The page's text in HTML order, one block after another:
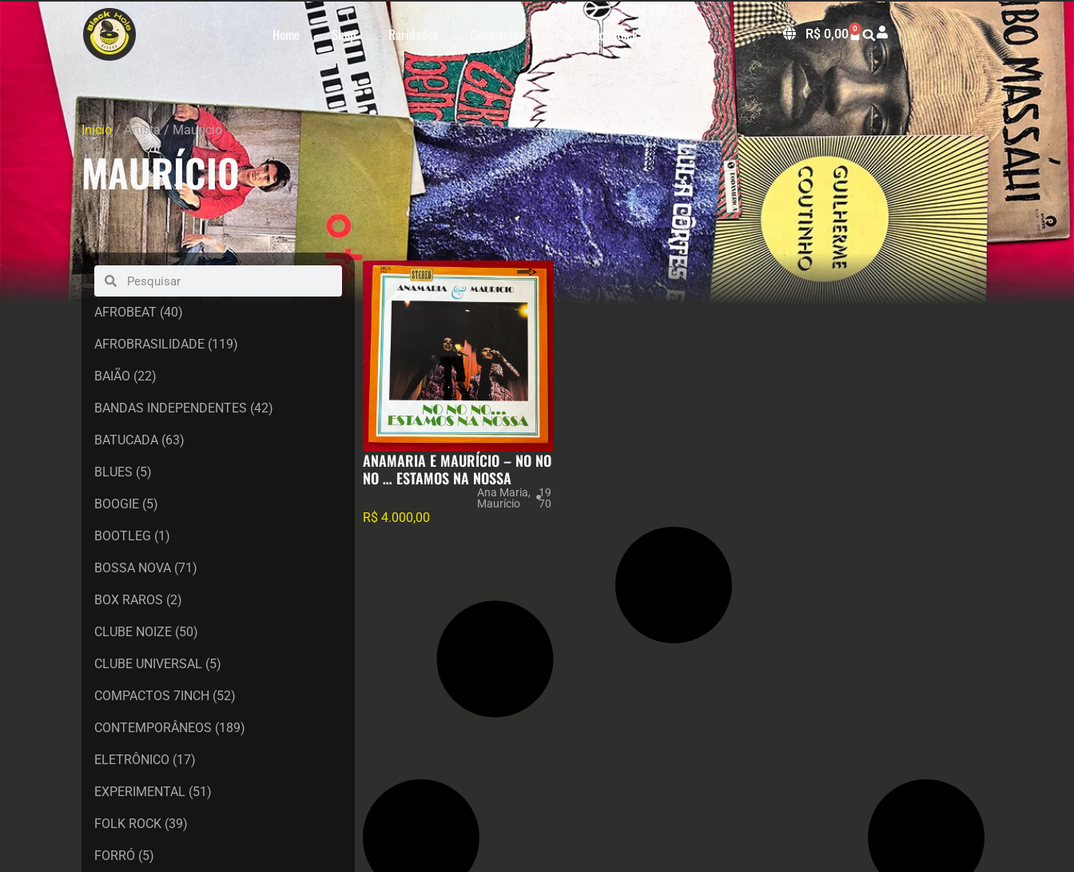
Home Shop Raridades Compactos Psicodélico Rock R$0,00 0
Início/ Artista / Maurício
MAURÍCIO
AFROBEAT (40)
AFROBRASILIDADE (119)
BAIÃO (22)
BANDAS INDEPENDENTES (42)
BATUCADA (63)
BLUES (5)
BOOGIE (5)
BOOTLEG (1)
BOSSA NOVA (71)
BOX RAROS (2)
CLUBE NOIZE (50)
CLUBE UNIVERSAL (5)
COMPACTOS 7INCH (52)
CONTEMPORÂNEOS (189)
ELETRÔNICO (17)
EXPERIMENTAL (51)
FOLK ROCK (39)
FORRÓ (5)
ANAMARIA E MAURÍCIO – NO NO
NO … ESTAMOS NA NOSSA
Ana Maria,
Maurício
19
70
R$ 4.000,00